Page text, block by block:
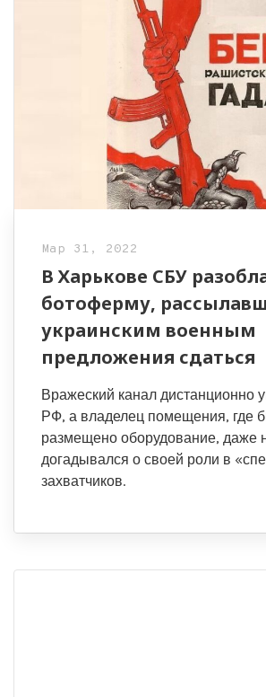
Мар 31, 2022
В Харькове СБУ
ботоферму,
украинским военным
предложения сдаться
Вражеский канал дистанционно
РФ, а владелец помещения, где
размещено оборудование, даже
догадывался о своей роли в
захватчиков.